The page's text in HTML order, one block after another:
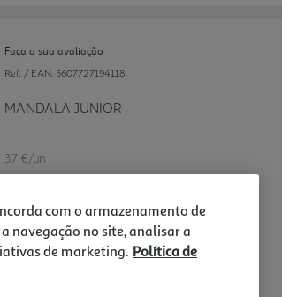
Faça a sua avaliação
Ref. / EAN: 5607727194118
MANDALA JUNIOR
3.7 €/un
3,70 €
com o armazenamento de
navegação no site, analisar a
de marketing. Política de